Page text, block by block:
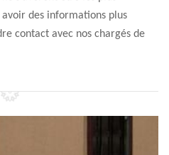
des informations plus
contact avec nos chargés de